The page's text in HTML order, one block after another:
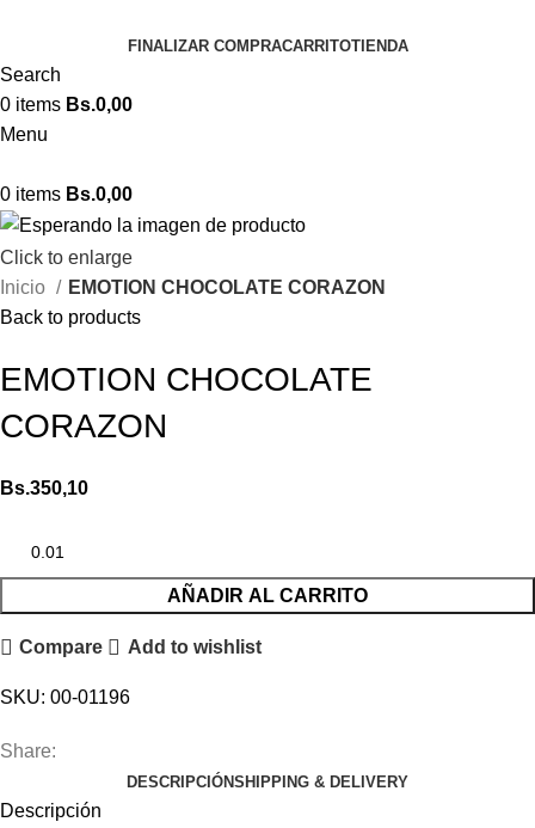
FINALIZAR COMPRACARRITOTIENDA
Search
0 items Bs.0,00
Menu
0 items Bs.0,00
Click to enlarge
Inicio
EMOTION CHOCOLATE CORAZON
Back to products
EMOTION CHOCOLATE
CORAZON
Bs.350,10
AÑADIR AL CARRITO
Compare Add to wishlist
SKU: 00-01196
Share:
DESCRIPCIÓNSHIPPING & DELIVERY
Descripción